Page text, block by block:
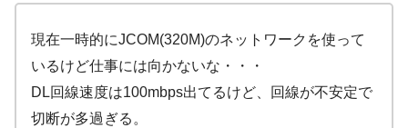
現在一時的にJCOM(320M)のネットワークを使って
いるけど仕事には向かないな・・・
DL回線速度は100mbps出てるけど、回線が不安定で
切断が多過ぎる。